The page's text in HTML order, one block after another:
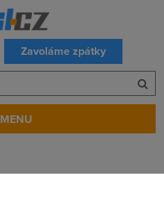
Zavoláme zpátky